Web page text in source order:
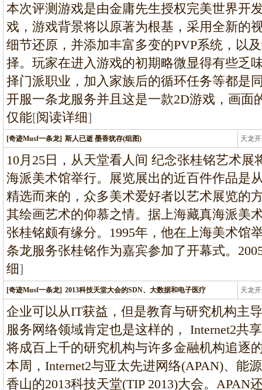
龙
本次评测游戏是由金庸先生授权完美世界开
戏，游戏背景将以原著为根基，采用全新的
细节还原，并添加丰富多变的PVP系统，以
择。玩家在进入游戏的初期略微显得有些乏
择门派职业，加入家族后的循环任务等都是
开服一条龙服务并且这是一款2D游戏，画面
仅能[阅读详细]
[奇迹Musf一条龙] 斯人已逝 墨香犹存(组图) 天龙
龙
10月25日，从天堂看人间 纪念张桂铭艺术
海派美术馆举行。展览展出的近百件作品是
精选而来的，众多美术爱好者以艺术展览的
其绘画艺术的仰慕之情。据上海藏真海派美
张桂铭颇有缘分。1995年，他在上海美术馆
条龙服务张桂铭作为嘉宾参加了开幕式。
细]
[奇迹Musf一条龙] 2013科技天堂大会的SDN、大数据和电子医疗 天龙
龙
企业可以从IT获益，但是教育与研究机构主
服务网络领域肯定也是这样的， Internet2共
将成百上千的研究机构与许多金融机构追逐
本周，Internet2与亚太先进网络(APAN)、能
香山的2013科技天堂(TIP 2013)大会。APAN